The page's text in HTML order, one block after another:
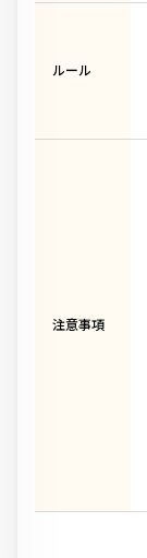
ルール
注意事項